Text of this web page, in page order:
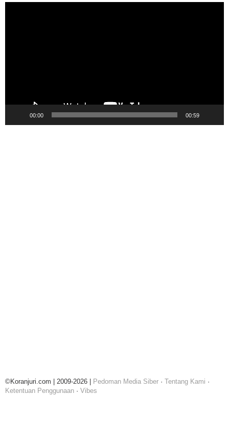
00:00 00:59
©Koranjuri.com | 2009-2026 | Pedoman Media Siber · Tentang Kami ·
Ketentuan Penggunaan · Vibes